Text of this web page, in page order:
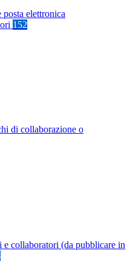
posta elettronica
152
di collaborazione o
e collaboratori (da pubblicare in